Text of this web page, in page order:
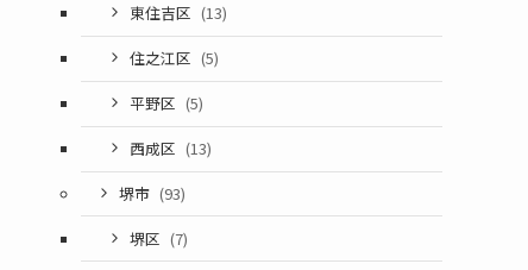
東住吉区 (13)
住之江区 (5)
平野区 (5)
西成区 (13)
堺市 (93)
堺区 (7)